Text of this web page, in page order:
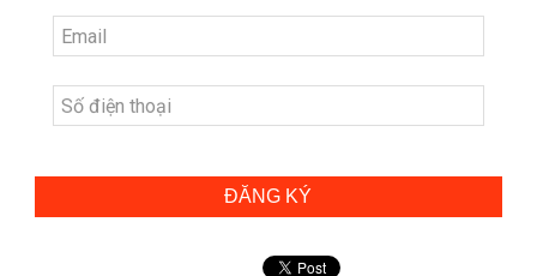
ĐĂNG KÝ